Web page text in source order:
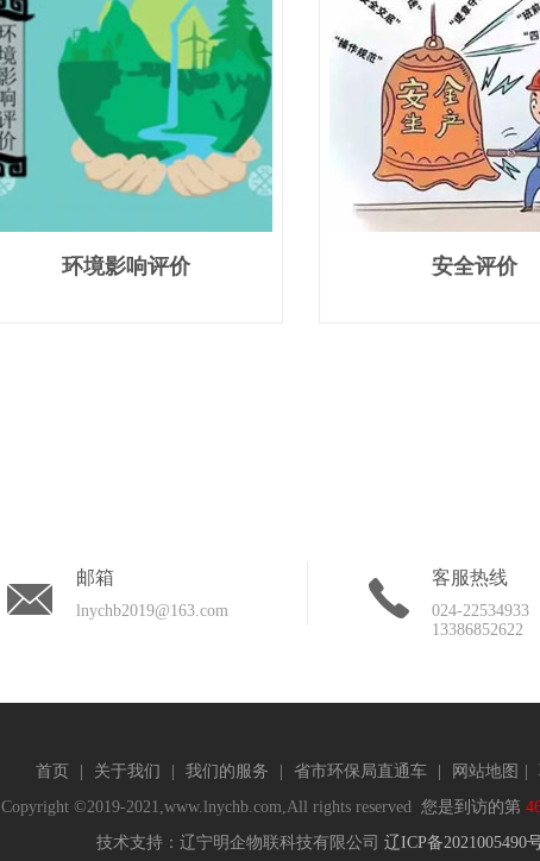
环境影响评价 安全评价
邮箱
lnychb2019@163.com
客服热线
024-22534933
13386852622
首页 关于我们 我们的服务 省市环保局直通车 网站地图
Copyright ©2019-2021,www.lnychb.com,All rights reserved 您是到访的第
技术支持：辽宁明企物联科技有限公司 辽ICP备2021005490